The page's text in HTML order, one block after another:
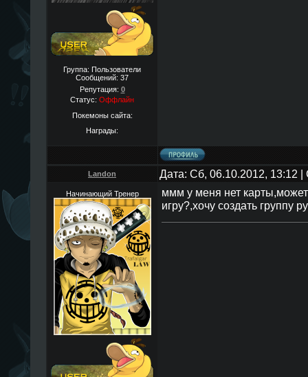
Группа: Пользователи
Сообщений: 37
Репутация: 0
Статус: Оффлайн
Покемоны сайта:
Награды:
Landon Дата: Сб, 06.10.2012, 13:12
Начинающий Тренер
ммм у меня нет карты,может
игру?,хочу создать группу